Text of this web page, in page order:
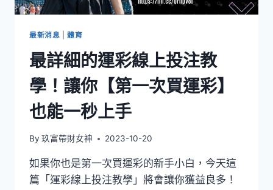
最新消息 |體育
最詳細的運彩線上投注教
學！讓你【第一次買運彩】
也能一秒上手
By 玖富帶財女神 2023-10-20
如果你也是第一次買運彩的新手小白，今天這
篇「運彩線上投注教學」將會讓你獲益良多！